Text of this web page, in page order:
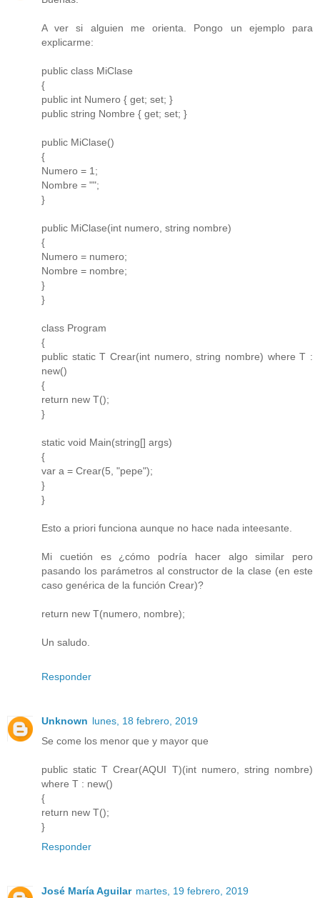
A ver si alguien me orienta. Pongo un ejemplo para
explicarme:
public class MiClase
{
public int Numero { get; set; }
public string Nombre { get; set; }
public MiClase()
{
Numero = 1;
Nombre = "";
}
public MiClase(int numero, string nombre)
{
Numero = numero;
Nombre = nombre;
}
}
class Program
{
public static T Crear(int numero, string nombre) where T :
new()
{
return new T();
}
static void Main(string[] args)
{
var a = Crear(5, "pepe");
}
}
Esto a priori funciona aunque no hace nada inteesante.
Mi cuetión es ¿cómo podría hacer algo similar pero
pasando los parámetros al constructor de la clase (en este
caso genérica de la función Crear)?
return new T(numero, nombre);
Un saludo.
Responder
Unknown lunes, 18 febrero, 2019
Se come los menor que y mayor que
public static T Crear(AQUI T)(int numero, string nombre)
where T : new()
{
return new T();
}
Responder
José María Aguilar martes, 19 febrero, 2019